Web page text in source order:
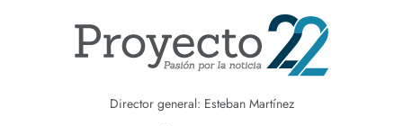
Director general: Esteban Martínez